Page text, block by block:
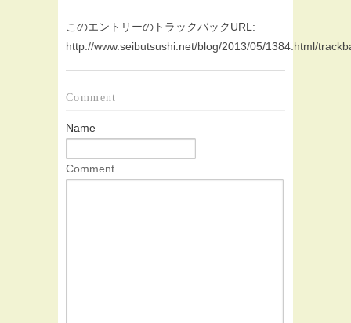
このエントリーのトラックバックURL:
http://www.seibutsushi.net/blog/2013/05/1384.html/
Comment
Name
Comment